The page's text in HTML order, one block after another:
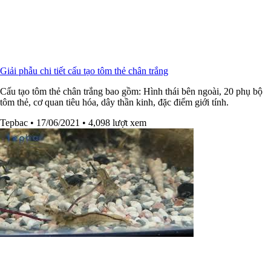
Giải phẫu chi tiết cấu tạo tôm thẻ chân trắng
Cấu tạo tôm thẻ chân trắng bao gồm: Hình thái bên ngoài, 20 phụ bộ
tôm thẻ, cơ quan tiêu hóa, dây thần kinh, đặc điểm giới tính.
Tepbac • 17/06/2021 • 4,098 lượt xem